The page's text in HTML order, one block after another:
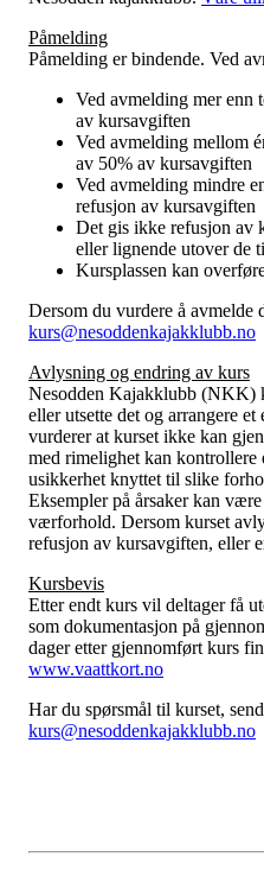
Påmelding
Påmelding er bindende. Ved
Ved avmelding mer enn
av kursavgiften
Ved avmelding mellom
av 50% av kursavgiften
Ved avmelding mindre
refusjon av kursavgiften
Det gis ikke refusjon av
eller lignende utover de
Kursplassen kan
Dersom du vurdere å avmelde
kurs@nesoddenkajakklubb.no
Avlysning og endring av kurs
Nesodden Kajakklubb (NKK)
eller utsette det og arrangere
vurderer at kurset ikke kan
med rimelighet kan kontrollere
usikkerhet knyttet til slike
Eksempler på årsaker kan
værforhold. Dersom kurset
refusjon av kursavgiften, eller
Kursbevis
Etter endt kurs vil deltager få
som dokumentasjon på
dager etter gjennomført kurs
www.vaattkort.no
Har du spørsmål til kurset,
kurs@nesoddenkajakklubb.no